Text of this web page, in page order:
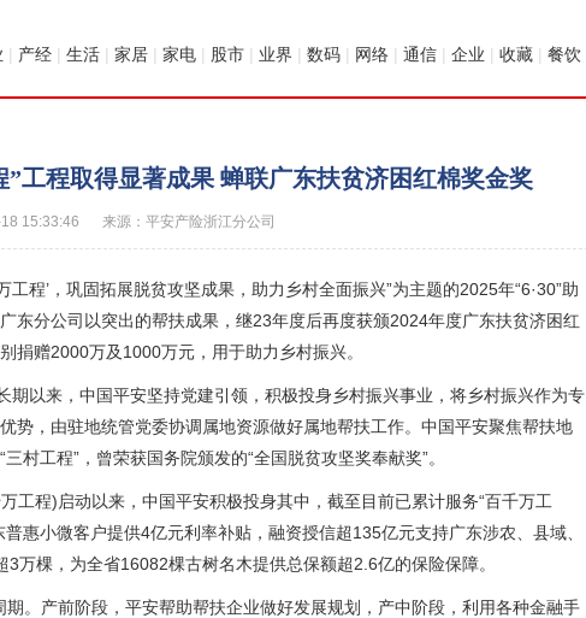
| 产经 | 生活 | 家居 | 家电 | 股市 | 业界 | 数码 | 网络 | 通信 | 企业 | 收藏 | 餐饮
工程取得显著成果 蝉联广东扶贫济困红棉奖金奖
15:33:46 来源：平安产险浙江分公司
程’，巩固拓展脱贫攻坚成果，助力乡村全面振兴”为主题的2025年“6·30”助
东分公司以突出的帮扶成果，继23年度后再度获颁2024年度广东扶贫济困红
捐赠2000万及1000万元，用于助力乡村振兴。
以来，中国平安坚持党建引领，积极投身乡村振兴事业，将乡村振兴作为专
势，由驻地统管党委协调属地资源做好属地帮扶工作。中国平安聚焦帮扶地
村工程”，曾荣获国务院颁发的“全国脱贫攻坚奖奉献奖”。
程)启动以来，中国平安积极投身其中，截至目前已累计服务“百千万工
惠小微客户提供4亿元利率补贴，融资授信超135亿元支持广东涉农、县域、
万棵，为全省16082棵古树名木提供总保额超2.6亿的保险保障。
。产前阶段，平安帮助帮扶企业做好发展规划，产中阶段，利用各种金融手